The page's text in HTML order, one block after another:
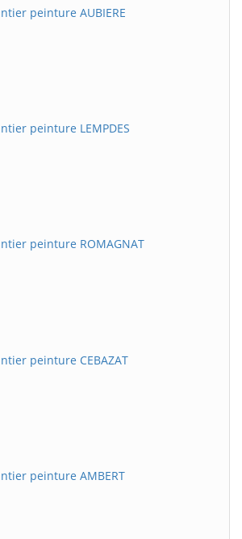
peinture AUBIERE
peinture LEMPDES
peinture ROMAGNAT
peinture CEBAZAT
peinture AMBERT